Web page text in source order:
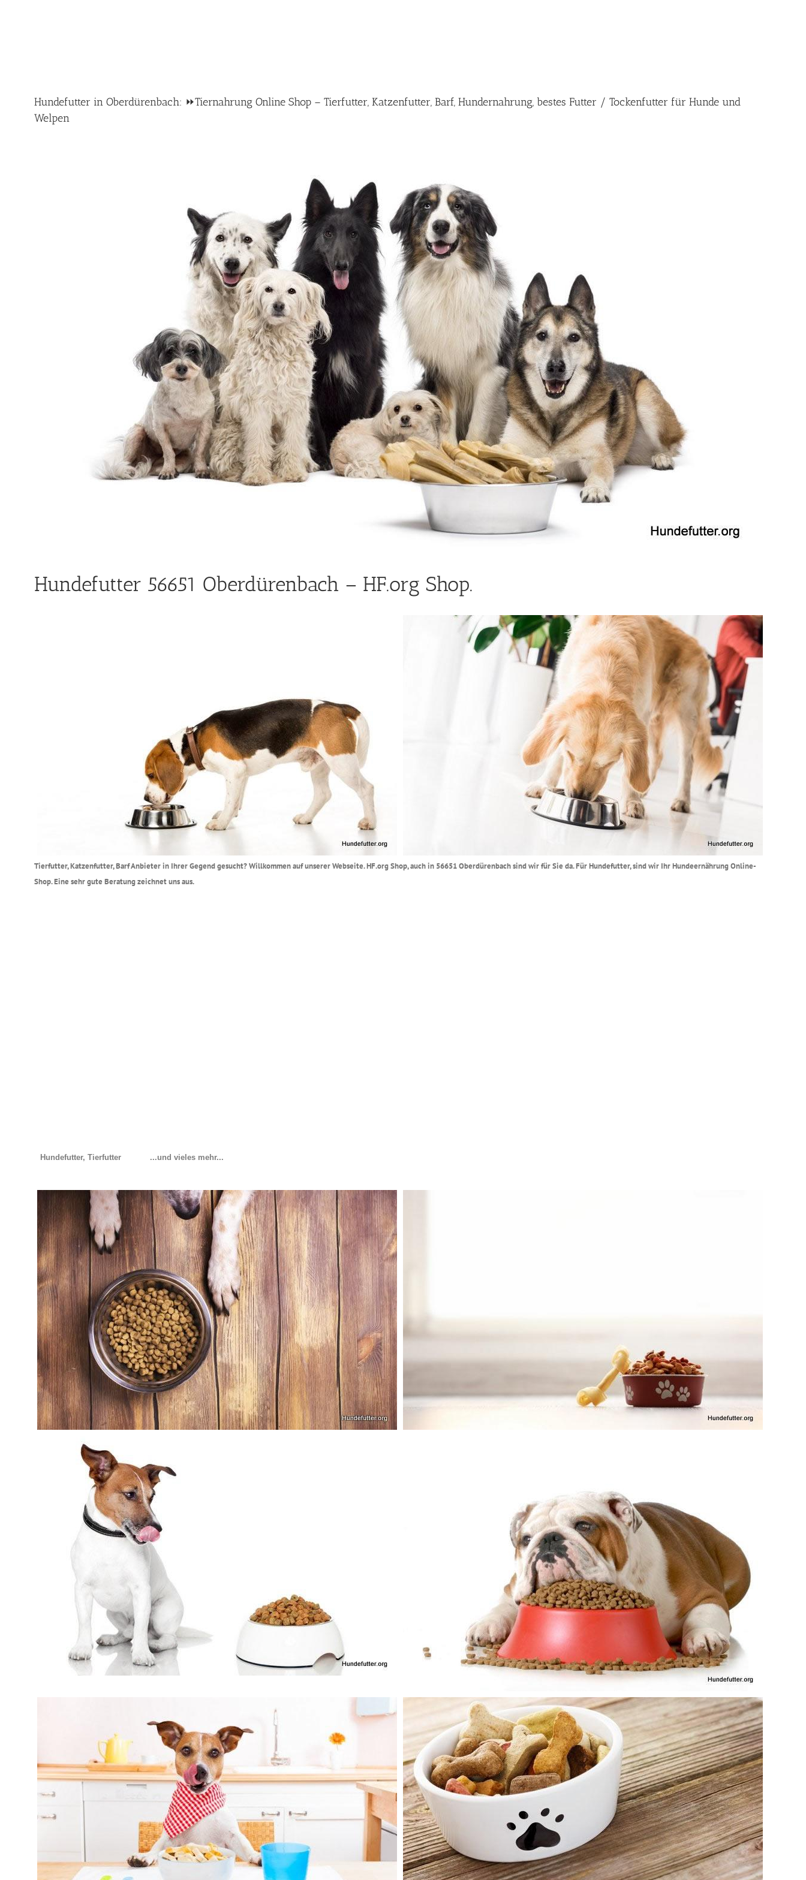
Hundefutter in Oberdürenbach: ⏩Tiernahrung Online Shop – Tierfutter, Katzenfutter, Barf, Hundernahrung, bestes Futter / Tockenfutter für Hunde und
Welpen
Hundefutter 56651 Oberdürenbach – HF.org Shop.
Tierfutter, Katzenfutter, Barf Anbieter in Ihrer Gegend gesucht? Willkommen auf unserer Webseite. HF.org Shop, auch in 56651 Oberdürenbach sind wir für Sie da. Für Hundefutter, sind wir Ihr Hundeernährung Online-
Shop. Eine sehr gute Beratung zeichnet uns aus.
Hundefutter, Tierfutter ...und vieles mehr...